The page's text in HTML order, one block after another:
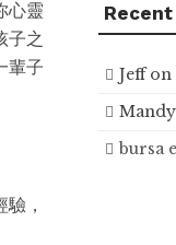
心靈
子之
輩子
，
Jeffon
Mandy
bursa